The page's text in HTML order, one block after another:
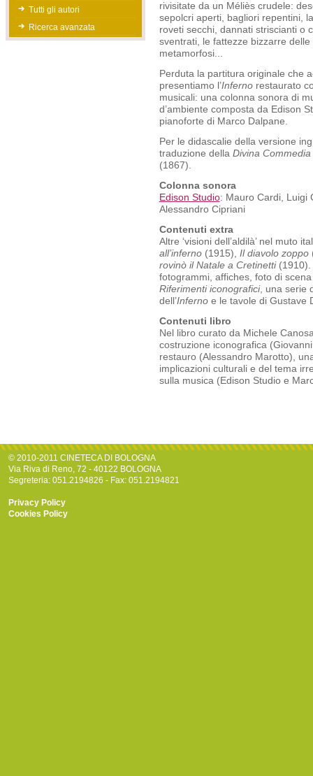
Tutti gli autori
Ricerca avanzata
rivisitate da un Méliès crudele:
sepolcri aperti, bagliori repentini,
roveti secchi, dannati striscianti o
sventrati, le fattezze bizzarre
metamorfosi...
Perduta la partitura originale che
presentiamo l’Infernorestaurato
musicali: una colonna sonora di
d’ambiente composta da Edison
pianoforte di Marco Dalpane.
Per le didascalie della versione
traduzione della Divina Commedia
(1867).
Colonna sonora
Edison Studio: Mauro Cardi, Luigi
Alessandro Cipriani
Contenuti extra
Altre ‘visioni dell’aldilà’ nel muto
all’inferno(1915), Il diavolo zoppo
rovinò il Natale a Cretinetti(1910).
fotogrammi, affiches, foto di
Riferimenti iconografici, una serie
dell’Infernoe le tavole di Gustave
Contenuti libro
Nel libro curato da Michele
costruzione iconografica
restauro (Alessandro Marotto),
implicazioni culturali e del tema
sulla musica (Edison Studio e
© 2010-2011 CINETECA DI BOLOGNA
Via Riva di Reno, 72 - 40122 BOLOGNA
Segreteria: 051.2194826 - Fax: 051.2194821
Privacy Policy
Cookies Policy